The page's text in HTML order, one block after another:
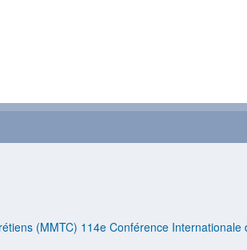
(MMTC) 114e Conférence Internationale